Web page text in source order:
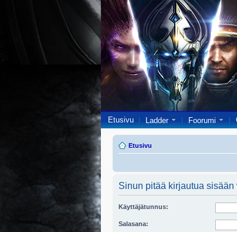
Etusivu Ladder Foorumi
Etusivu
Sinun pitää kirjautua
Käyttäjätunnus:
Salasana: